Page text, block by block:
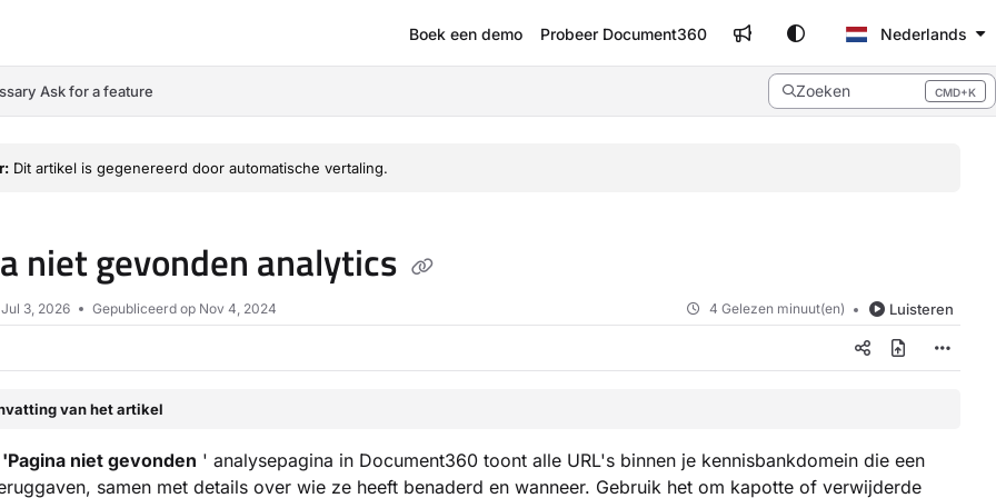
Boek een demo Probeer Document360 Nederlands
Ask for a feature Zoeken CMD+K
Press CMD+K to open search
Dit artikel is gegenereerd door automatische vertaling.
niet gevonden analytics
Jul 3, 2026 Gepubliceerd op Nov 4, 2024 4 Gelezen minuut(en) Luisteren
van het artikel
'Pagina niet gevonden ' analysepagina in Document360 toont alle URL's binnen je kennisbankdomein die een
samen met details over wie ze heeft benaderd en wanneer. Gebruik het om kapotte of verwijderde